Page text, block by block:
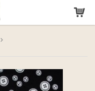
varukorgen